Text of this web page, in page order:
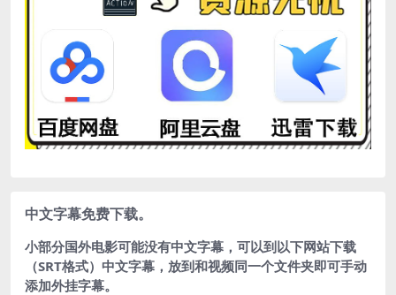
中文字幕免费下载。
小部分国外电影可能没有中文字幕，可以到以下网站下载
（SRT格式）中文字幕，放到和视频同一个文件夹即可手动
添加外挂字幕。